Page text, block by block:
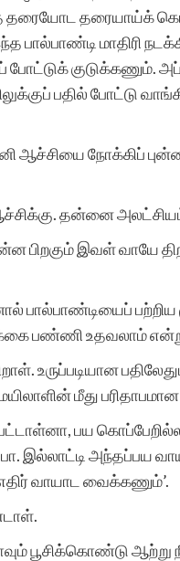
தரையாய்க்
பால்பாண்டி மாதிரி
போட்டுக்
பதில் போட்டு
ஆச்சியை நோக்கிப்
ஆச்சிக்கு. தன்னை
பிறகும் இவள்
பால்பாண்டியைப் பற்றிய
பண்ணி உதவலாம்
உருப்படியான
மீது
பய கொப்பேறில்லா
அந்தப்பய
வாயாட வைக்கணும்’.
பூசிக்கொண்டு ஆற்று